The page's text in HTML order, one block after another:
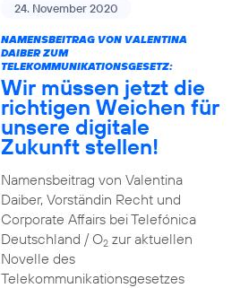
24. November 2020
NAMENSBEITRAG VON VALENTINA
DAIBER ZUM
TELEKOMMUNIKATIONSGESETZ:
Wir müssen jetzt die
richtigen Weichen für
unsere digitale
Zukunft stellen!
Namensbeitrag von Valentina
Daiber, Vorständin Recht und
Corporate Affairs bei Telefónica
Deutschland / O2zur aktuellen
Novelle des
Telekommunikationsgesetzes